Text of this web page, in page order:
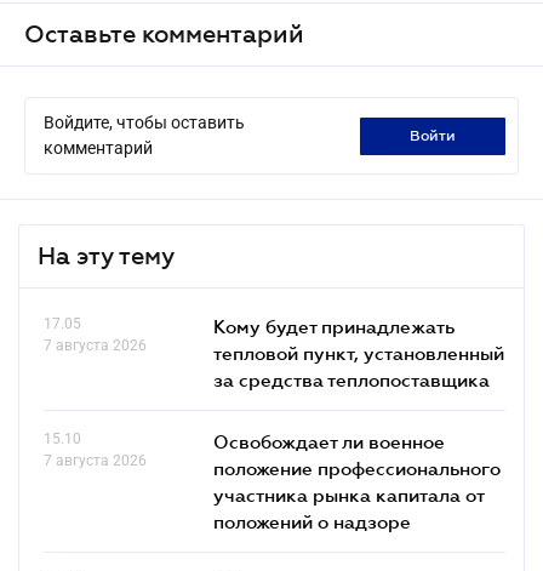
Оставьте комментарий
Войдите, чтобы оставить
комментарий
войти
На эту тему
17.05
7 августа 2026
Кому будет принадлежать
тепловой пункт, установленный
за средства теплопоставщика
15.10
7 августа 2026
Освобождает ли военное
положение профессионального
участника рынка капитала от
положений о надзоре